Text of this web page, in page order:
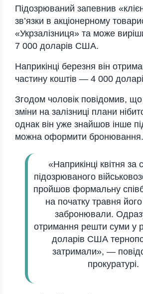
Підозрюваний запевнив
зв’язки в акціонерному
«Укрзалізниця» та може
7 000 доларів США.
Наприкінці березня він
частину коштів — 4 000
Згодом чоловік повідомив, що
зміни на залізниці плани
однак він уже знайшов інше
можна оформити бронювання.
«Наприкінці квітня за
підозрюваного
пройшов формальну
на початку травня
забронювали.
отримання решти суми у
доларів США
затримали», —
прокуратурі.